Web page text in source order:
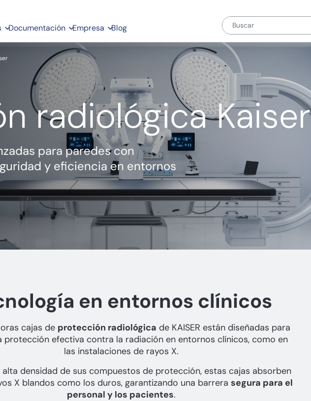
Documentación Empresa Blog
radiológica Kaiser
para paredes con
y eficiencia en entornos
en entornos clínicos
cajas de protección radiológica de KAISER están diseñadas para
protección efectiva contra la radiación en entornos clínicos, como en
las instalaciones de rayos X.
alta densidad de sus compuestos de protección, estas cajas absorben
X blandos como los duros, garantizando una barrera segura para el
personal y los pacientes.